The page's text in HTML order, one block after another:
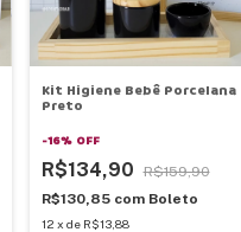
Kit Higiene Bebê Porcelana
Preto
-16% OFF
R$134,90
R$159,90
R$130,85 com Boleto
12 x de R$13,88